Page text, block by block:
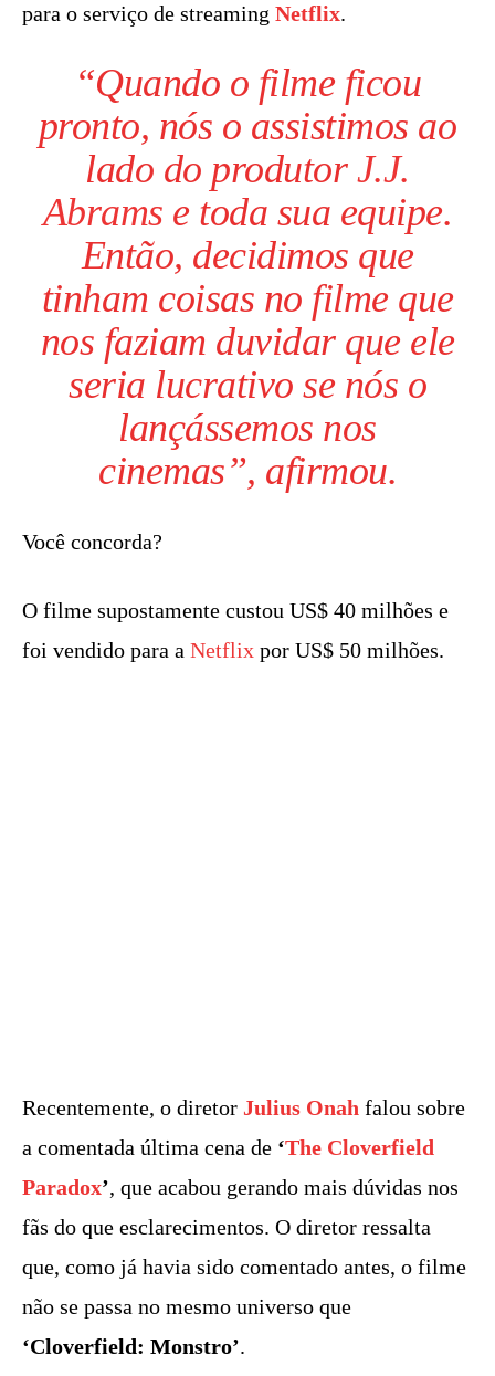
para o serviço de streaming Netflix.
“Quando o filme ficou
pronto, nós o assistimos ao
lado do produtor J.J.
Abrams e toda sua equipe.
Então, decidimos que
tinham coisas no filme que
nos faziam duvidar que ele
seria lucrativo se nós o
lançássemos nos
cinemas”, afirmou.
Você concorda?
O filme supostamente custou US$ 40 milhões e
foi vendido para a Netflix por US$ 50 milhões.
Recentemente, o diretor Julius Onah falou sobre
a comentada última cena de ‘The Cloverfield
Paradox’, que acabou gerando mais dúvidas nos
fãs do que esclarecimentos. O diretor ressalta
que, como já havia sido comentado antes, o filme
não se passa no mesmo universo que
‘Cloverfield: Monstro’.